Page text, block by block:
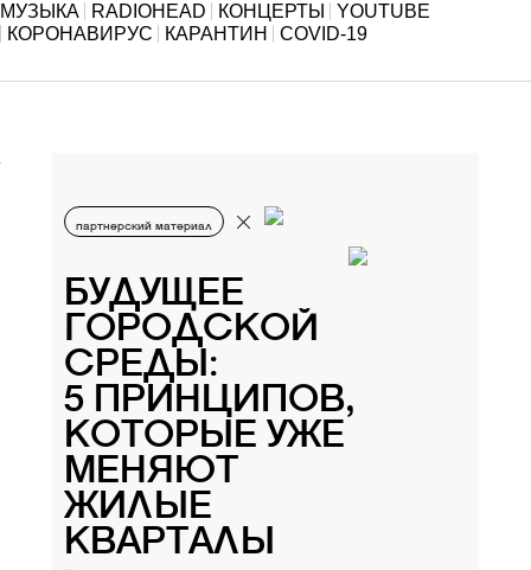
МУЗЫКА RADIOHEAD КОНЦЕРТЫ
YOUTUBE
КОРОНАВИРУС
КАРАНТИН COVID-19
партнерский материал
БУДУЩЕЕ
ГОРОДСКОЙ
СРЕДЫ:
5 ПРИНЦИПОВ,
КОТОРЫЕ УЖЕ
МЕНЯЮТ
ЖИЛЫЕ
КВАРТАЛЫ